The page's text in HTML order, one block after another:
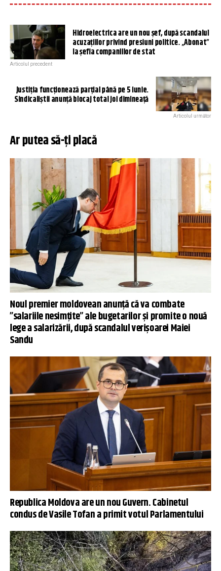
Hidroelectrica are un nou șef, după scandalul
acuzațiilor privind presiuni politice. „Abonat”
la șefia companiilor de stat
Articolul precedent
Justiția funcționează parțial până pe 5 iunie.
Sindicaliștii anunță blocaj total joi dimineață
Articolul următor
Ar putea să-ți placă
Noul premier moldovean anunță că va combate
”salariile nesimțite” ale bugetarilor și promite o nouă
lege a salarizării, după scandalul verișoarei Maiei
Sandu
Republica Moldova are un nou Guvern. Cabinetul
condus de Vasile Tofan a primit votul Parlamentului